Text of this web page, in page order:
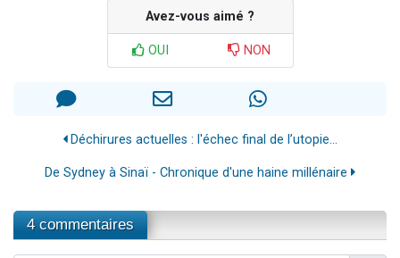
Avez-vous aimé ?
OUI NON
Déchirures actuelles : l'échec final de l’utopie...
De Sydney à Sinaï - Chronique d'une haine millénaire
4 commentaires